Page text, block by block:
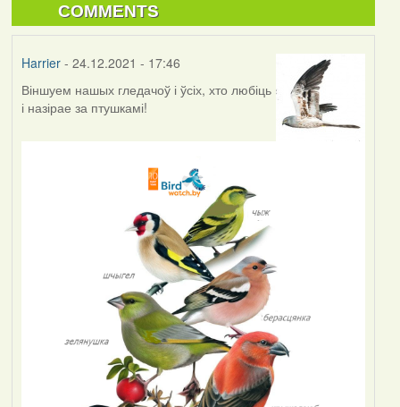
COMMENTS
Harrier- 24.12.2021 - 17:46
Віншуем нашых гледачоў і ўсіх, хто любіць
і назірае за птушкамі!